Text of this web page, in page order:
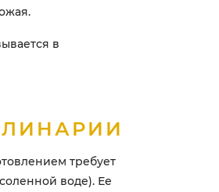
в
требует
воде). Ее